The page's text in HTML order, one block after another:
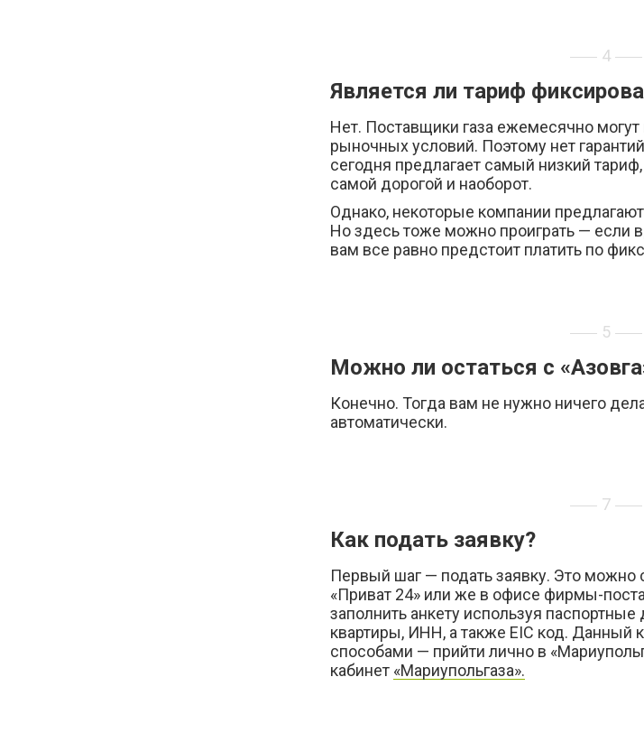
4
Является ли тариф
Нет. Поставщики газа ежемесячно
рыночных условий. Поэтому нет
сегодня предлагает самый низкий
самой дорогой и наоборот.
Однако, некоторые компании
Но здесь тоже можно проиграть — если
вам все равно предстоит платить по
5
Можно ли остаться с
Конечно. Тогда вам не нужно ничего
автоматически.
7
Как подать заявку?
Первый шаг — подать заявку. Это можно
«Приват 24» или же в офисе фирмы-
заполнить анкету используя
квартиры, ИНН, а также EIC код. Данный
способами — прийти лично в
кабинет «Мариупольгаза».